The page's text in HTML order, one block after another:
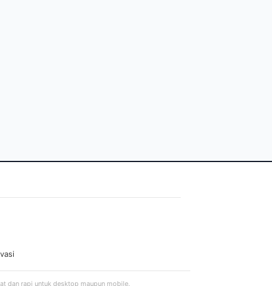
dan rapi untuk desktop maupun mobile.